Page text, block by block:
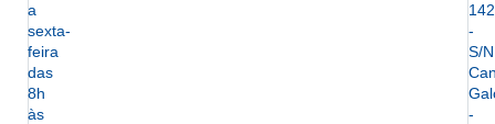
a
sexta-
feira
das
8h
às
142
-
S/
-